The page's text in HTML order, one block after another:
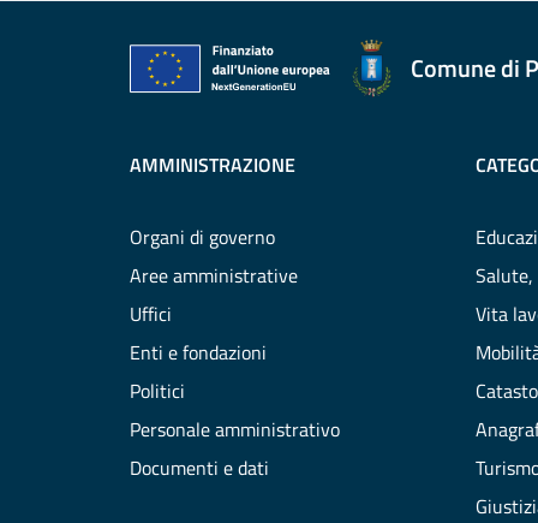
Comune di
AMMINISTRAZIONE
Organi di governo
Aree amministrative
Uffici
Enti e fondazioni
Politici
Personale amministrativo
Documenti e dati
Salute,
Vita